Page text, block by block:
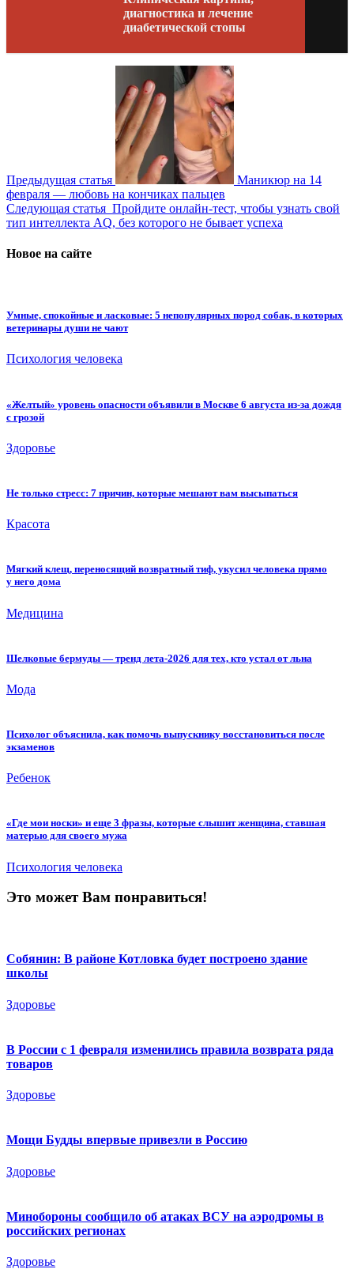
диагностика и лечение
диабетической стопы
Предыдущая статья
Маникюр на 14
февраля — любовь на кончиках пальцев
Следующая статья Пройдите онлайн-тест, чтобы узнать свой
тип интеллекта AQ, без которого не бывает успеха
Новое на сайте
Умные, спокойные и ласковые: 5 непопулярных пород собак, в которых
ветеринары души не чают
Психология человека
«Желтый» уровень опасности объявили в Москве 6 августа из-за дождя
с грозой
Здоровье
Не только стресс: 7 причин, которые мешают вам высыпаться
Красота
Мягкий клещ, переносящий возвратный тиф, укусил человека прямо
у него дома
Медицина
Шелковые бермуды — тренд лета-2026 для тех, кто устал от льна
Мода
Психолог объяснила, как помочь выпускнику восстановиться после
экзаменов
Ребенок
«Где мои носки» и еще 3 фразы, которые слышит женщина, ставшая
матерью для своего мужа
Психология человека
Это может Вам понравиться!
Собянин: В районе Котловка будет построено здание
школы
Здоровье
В России с 1 февраля изменились правила возврата ряда
товаров
Здоровье
Мощи Будды впервые привезли в Россию
Здоровье
Минобороны сообщило об атаках ВСУ на аэродромы в
российских регионах
Здоровье